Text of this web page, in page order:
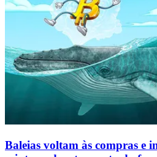
Baleias voltam às compras e